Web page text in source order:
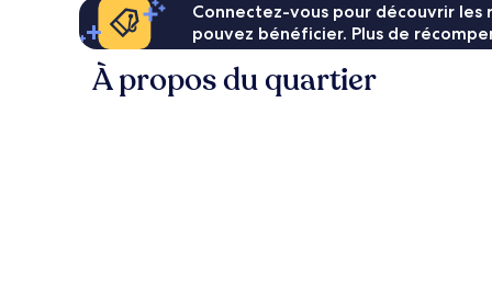
Connectez-vous pour découvrir
pouvez bénéficier. Plus de
À propos du quartier